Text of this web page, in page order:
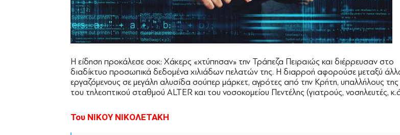
Η είδηση προκάλεσε σοκ: Χάκερς «χτύπησαν» την Τράπεζα Πειραιώς και διέρρευσαν στο
διαδίκτυο προσωπικά δεδομένα χιλιάδων πελατών της. Η διαρροή αφορούσε μεταξύ
εργαζόμενους σε μεγάλη αλυσίδα σούπερ μάρκετ, αγρότες από την Κρήτη, υπαλλήλους
του τηλεοπτικού σταθμού ALTER και του νοσοκομείου Πεντέλης (γιατρούς, νοσηλευτές,
Του ΝΙΚΟΥ ΝΙΚΟΛΕΤΑΚΗ